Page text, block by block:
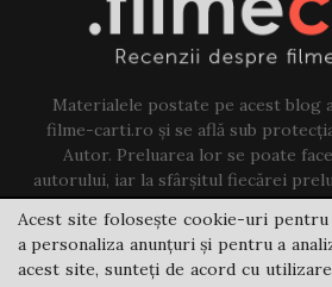
Materialele postate pe acest blog
filme-carti.ro și se află sub
Autor. Preluarea lor se poate
autorului, iar la sfârșitul fiecărei
existe un link către
Contact us:
Acest site folosește cookie-uri
a personaliza anunțuri și pentru a
acest site, sunteți de acord cu